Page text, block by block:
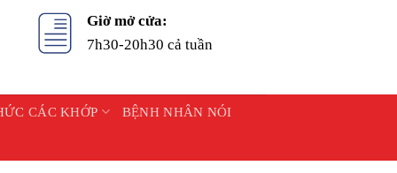
Giờ mở cửa:
7h30-20h30 cả tuần
CÁC KHỚP BỆNH NHÂN NÓI